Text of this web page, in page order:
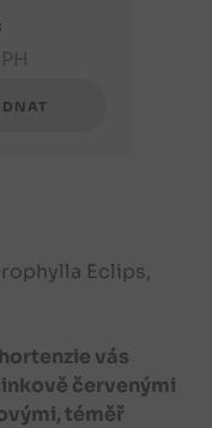
Eclips,
vás
červenými
téměř